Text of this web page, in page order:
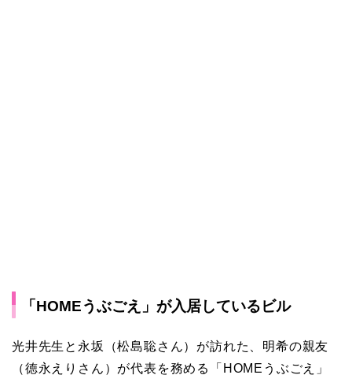
「HOMEうぶごえ」が入居しているビル
光井先生と永坂（松島聡さん）が訪れた、明希の親友
（徳永えりさん）が代表を務める「HOMEうぶごえ」